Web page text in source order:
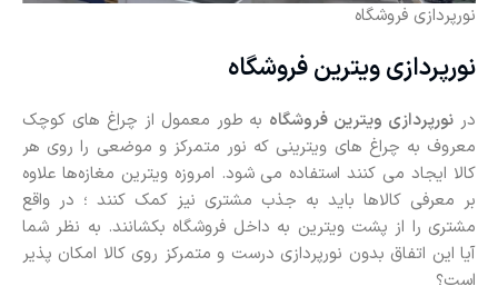
نورپردازی فروشگاه
نورپردازی ویترین فروشگاه
در نورپردازی ویترین فروشگاه به طور معمول از چراغ های کوچک
معروف به چراغ های ویترینی که نور متمرکز و موضعی را روی هر
کالا ایجاد می کنند استفاده می شود. امروزه ویترین مغازه‌ها علاوه
‌بر معرفی کالاها باید به جذب مشتری نیز کمک کنند ؛ در واقع
مشتری را از پشت ویترین به داخل فروشگاه بکشانند. به نظر شما
آیا این اتفاق بدون نورپردازی درست و متمرکز روی کالا امکان پذیر
است؟